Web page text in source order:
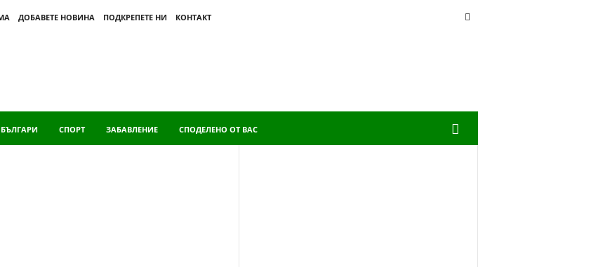
ДОБАВЕТЕ НОВИНА ПОДКРЕПЕТЕ НИ
КОНТАКТ
СПОРТ ЗАБАВЛЕНИЕ СПОДЕЛЕНО ОТ ВАС